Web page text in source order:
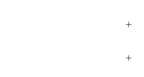
und zurücksenden
+
+